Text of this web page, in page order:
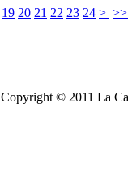
19 20 21 22 23 24 >
Copyright © 2011 La